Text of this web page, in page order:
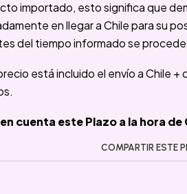
importado, esto significa que
en llegar a Chile para su
del tiempo informado se procede
está incluido el envío a Chile
cuenta este Plazo a la hora
COMPARTIR ESTE